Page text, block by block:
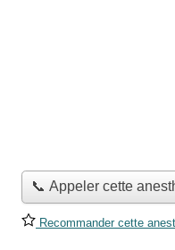
📞 Appeler cette
Recommander cette